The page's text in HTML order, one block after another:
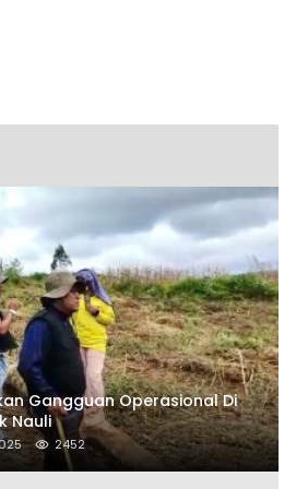
Gangguan Operasional Di
Nauli
2452